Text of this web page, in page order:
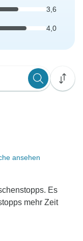
3,6
4,0
ansehen
Es
mehr Zeit